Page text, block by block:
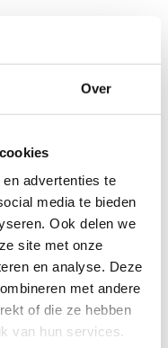
Over
advertenties te
media te bieden
Ook delen we
site met onze
en analyse. Deze
met andere
of die ze hebben
van hun services.
optimaal grillen.
bouwkwaliteit en
je genieten van de
maar beperkt is in zijn
Kamado BBQ voor
zoals op een balkon of
formaat biedt hij de
merk mag verwachten.
groot genoeg om te